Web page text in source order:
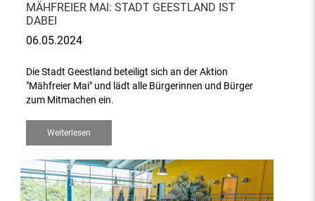
MÄHFREIER MAI: STADT GEESTLAND IST
DABEI
06.05.2024
Die Stadt Geestland beteiligt sich an der Aktion
"Mähfreier Mai" und lädt alle Bürgerinnen und Bürger
zum Mitmachen ein.
Weiterlesen